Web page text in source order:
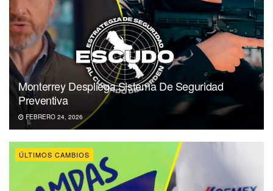
Monterrey Despliega Sistema De Seguridad
Preventiva
FEBRERO 24, 2026
ÚLTIMOS CAMBIOS